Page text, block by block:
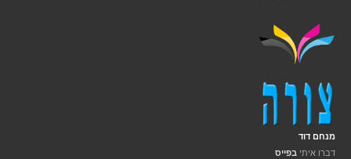
מנחם דוד
דברו איתי בפייס